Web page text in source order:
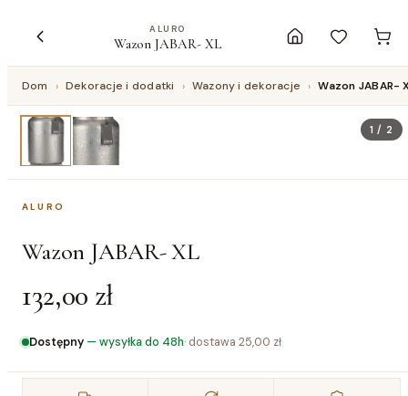
ALURO
Wazon JABAR- XL
Dom › Dekoracje i dodatki › Wazony i dekoracje › Wazon JABAR-
1 / 2
ALURO
Wazon JABAR- XL
132,00 zł
Dostępny — wysyłka do 48h· dostawa 25,00 zł